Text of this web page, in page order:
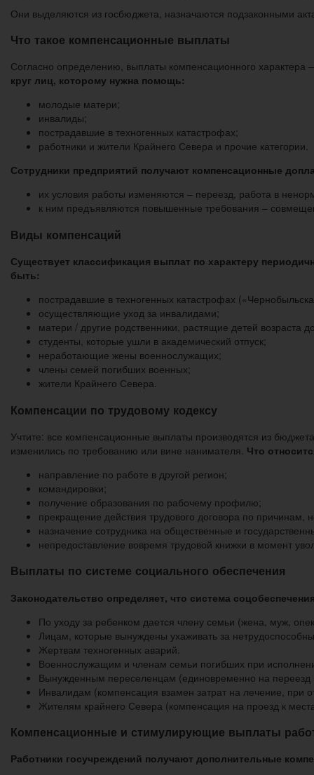
Они выделяются из госбюджета, назначаются подзаконными
Что такое компенсационные выплаты
Согласно определению, выплаты компенсационного
круг лиц, которому нужна помощь:
молодые матери;
инвалиды;
пострадавшие в техногенных катастрофах;
работники и жители Крайнего Севера и прочие категории.
Сотрудники предприятий получают компенсационные
их условия работы изменяются – переезд, работа в
к ним предъявляются повышенные требования –
Виды компенсаций
Существует классификация выплат по характеру
быть:
пострадавшие в техногенных катастрофах
осуществляющие уход за инвалидами;
матери / другие родственники, растящие детей возраста
студенты, которые ушли в академический отпуск;
неработающие жены военнослужащих;
члены семей погибших военных;
жители Крайнего Севера.
Компенсации по трудовому кодексу
Учтите: все компенсационные выплаты производятся из
изменились по требованию или вине нанимателя. Что
направление по работе в другой регион;
командировки;
получение образования по рабочему профилю;
прекращение действия трудового договора по причинам,
назначение сотрудника на общественные и
непредоставление вовремя трудовой книжки в момент
Выплаты по системе социального обеспечения
Законодательство определяет, что система
По уходу за ребенком дается члену семьи (жена, муж,
Лицам, которые вынуждены ухаживать за
Жертвам техногенных аварий.
Военнослужащим и членам семьи погибших при
Вынужденным переселенцам (единовременно на
Инвалидам (компенсация взамен затрат на лечение, при
Жителям крайнего Севера (компенсация на проезд к
Компенсационные и стимулирующие выплаты
Работники госучреждений получают дополнительные